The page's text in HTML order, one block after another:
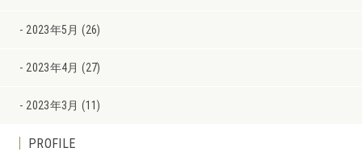
2023年5月 (26)
2023年4月 (27)
2023年3月 (11)
PROFILE